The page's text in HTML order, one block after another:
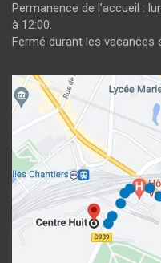
Permanence de l’accueil :
à 12:00.
Fermé durant les vacances